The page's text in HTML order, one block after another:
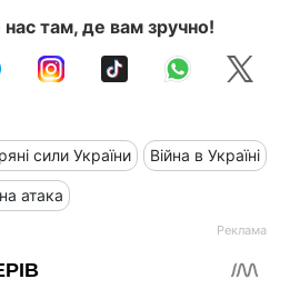
там, де вам зручно!
сили України Війна в Україні
атака